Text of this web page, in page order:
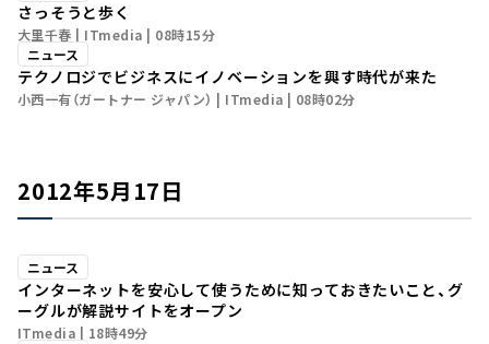
さっそうと歩く
大里千春 ITmedia
08時15分
ニュース
テクノロジでビジネスにイノベーションを興す時代が来た
小西一有（ガートナー ジャパン） ITmedia 08時02分
2012年5月17日
ニュース
インターネットを安心して使うために知っておきたいこと、グ
ーグルが解説サイトをオープン
ITmedia
18時49分